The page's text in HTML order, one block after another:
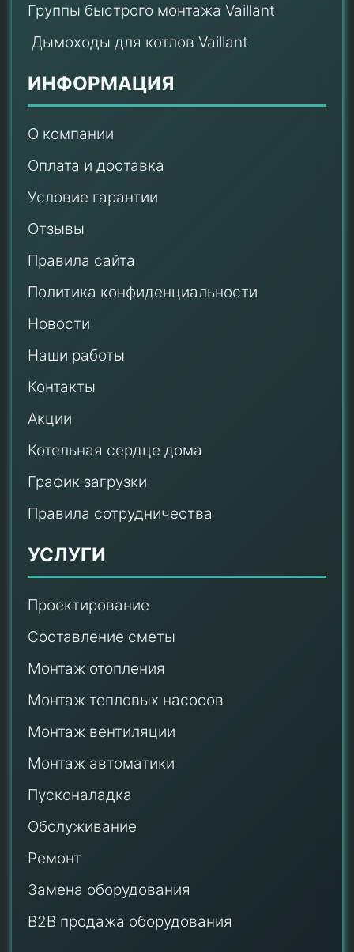
Группы быстрого монтажа Vaillant
Дымоходы для котлов Vaillant
ИНФОРМАЦИЯ
О компании
Оплата и доставка
Условие гарантии
Отзывы
Правила сайта
Политика конфиденциальности
Новости
Наши работы
Контакты
Акции
Котельная сердце дома
График загрузки
Правила сотрудничества
УСЛУГИ
Проектирование
Составление сметы
Монтаж отопления
Монтаж тепловых насосов
Монтаж вентиляции
Монтаж автоматики
Пусконаладка
Обслуживание
Ремонт
Замена оборудования
B2B продажа оборудования